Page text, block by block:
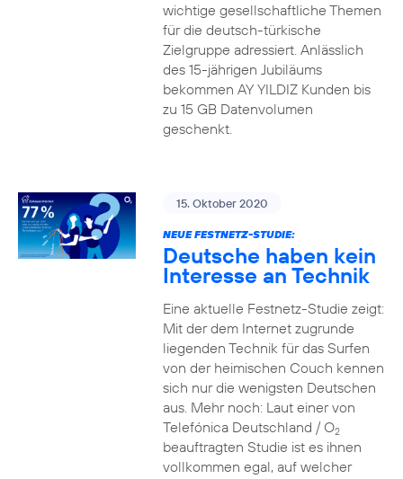
wichtige gesellschaftliche Themen
für die deutsch-türkische
Zielgruppe adressiert. Anlässlich
des 15-jährigen Jubiläums
bekommen AY YILDIZ Kunden bis
zu 15 GB Datenvolumen
geschenkt.
15. Oktober 2020
NEUE FESTNETZ-STUDIE:
Deutsche haben kein
Interesse an Technik
Eine aktuelle Festnetz-Studie zeigt:
Mit der dem Internet zugrunde
liegenden Technik für das Surfen
von der heimischen Couch kennen
sich nur die wenigsten Deutschen
aus. Mehr noch: Laut einer von
Telefónica Deutschland / O2
beauftragten Studie ist es ihnen
vollkommen egal, auf welcher